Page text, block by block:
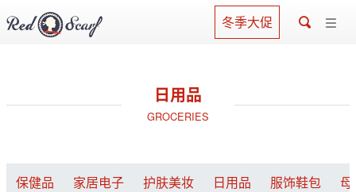
冬季大促
日用品
GROCERIES
保健品 家居电子 护肤美妆 日用品 服饰鞋包